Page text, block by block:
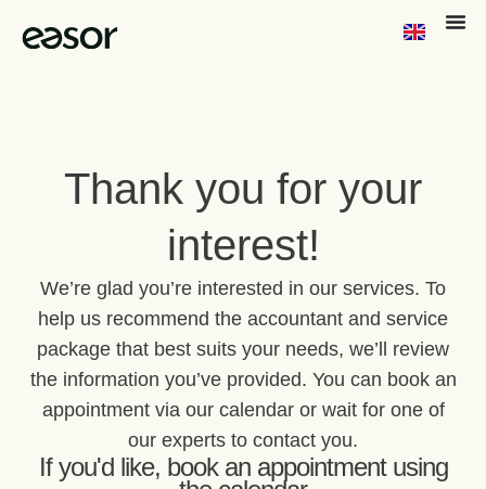
Thank you for your
interest!
We’re glad you’re interested in our services. To
help us recommend the accountant and service
package that best suits your needs, we’ll review
the information you’ve provided. You can book an
appointment via our calendar or wait for one of
our experts to contact you.
If you'd like, book an appointment using